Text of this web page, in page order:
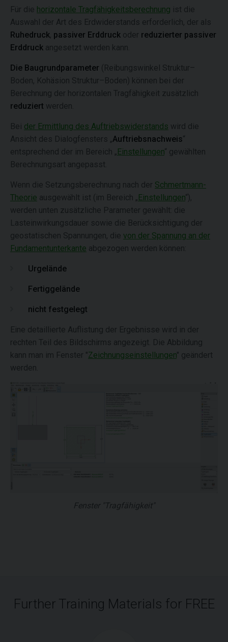
Für die horizontale Tragfähigkeitsberechnung ist die
Auswahl der Art des Erdwiderstands erforderlich, der als
Ruhedruck, passiver Erddruck oder reduzierter passiver
Erddruck angesetzt werden kann.
Die Baugrundparameter (Reibungswinkel Struktur–
Boden, Kohäsion Struktur–Boden) können bei der
Berechnung der horizontalen Tragfähigkeit zusätzlich
reduziert werden.
Bei der Ermittlung des Auftriebswiderstands wird die
Ansicht des Dialogfensters „Auftriebsnachweis“
entsprechend der im Bereich „Einstellungen“ gewählten
Berechnungsart angepasst.
Wenn die Setzungsberechnung nach der Schmertmann-
Theorie ausgewählt ist (im Bereich „Einstellungen“),
werden unten zusätzliche Parameter gewählt: die
Lasteinwirkungsdauer sowie die Berücksichtigung der
geostatischen Spannungen, die von der Spannung an der
Fundamentunterkante abgezogen werden können:
Urgelände
Fertiggelände
nicht festgelegt
Eine detaillierte Auflistung der Ergebnisse wird in der
rechten Teil des Bildschirms angezeigt. Die Abbildung
kann man im Fenster "Zeichnungseinstellungen" geändert
werden.
Fenster "Tragfähigkeit"
Further Training Materials for FREE